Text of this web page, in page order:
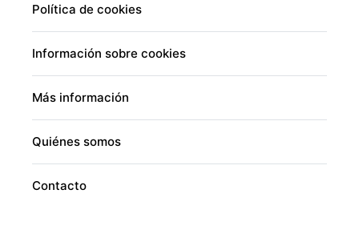
Política de cookies
Información sobre cookies
Más información
Quiénes somos
Contacto